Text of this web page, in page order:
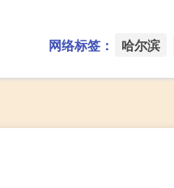
网络标签： 哈尔滨